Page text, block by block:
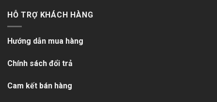
HỖ TRỢ KHÁCH HÀNG
Hướng dẫn mua hàng
Chính sách đổi trả
Cam kết bán hàng